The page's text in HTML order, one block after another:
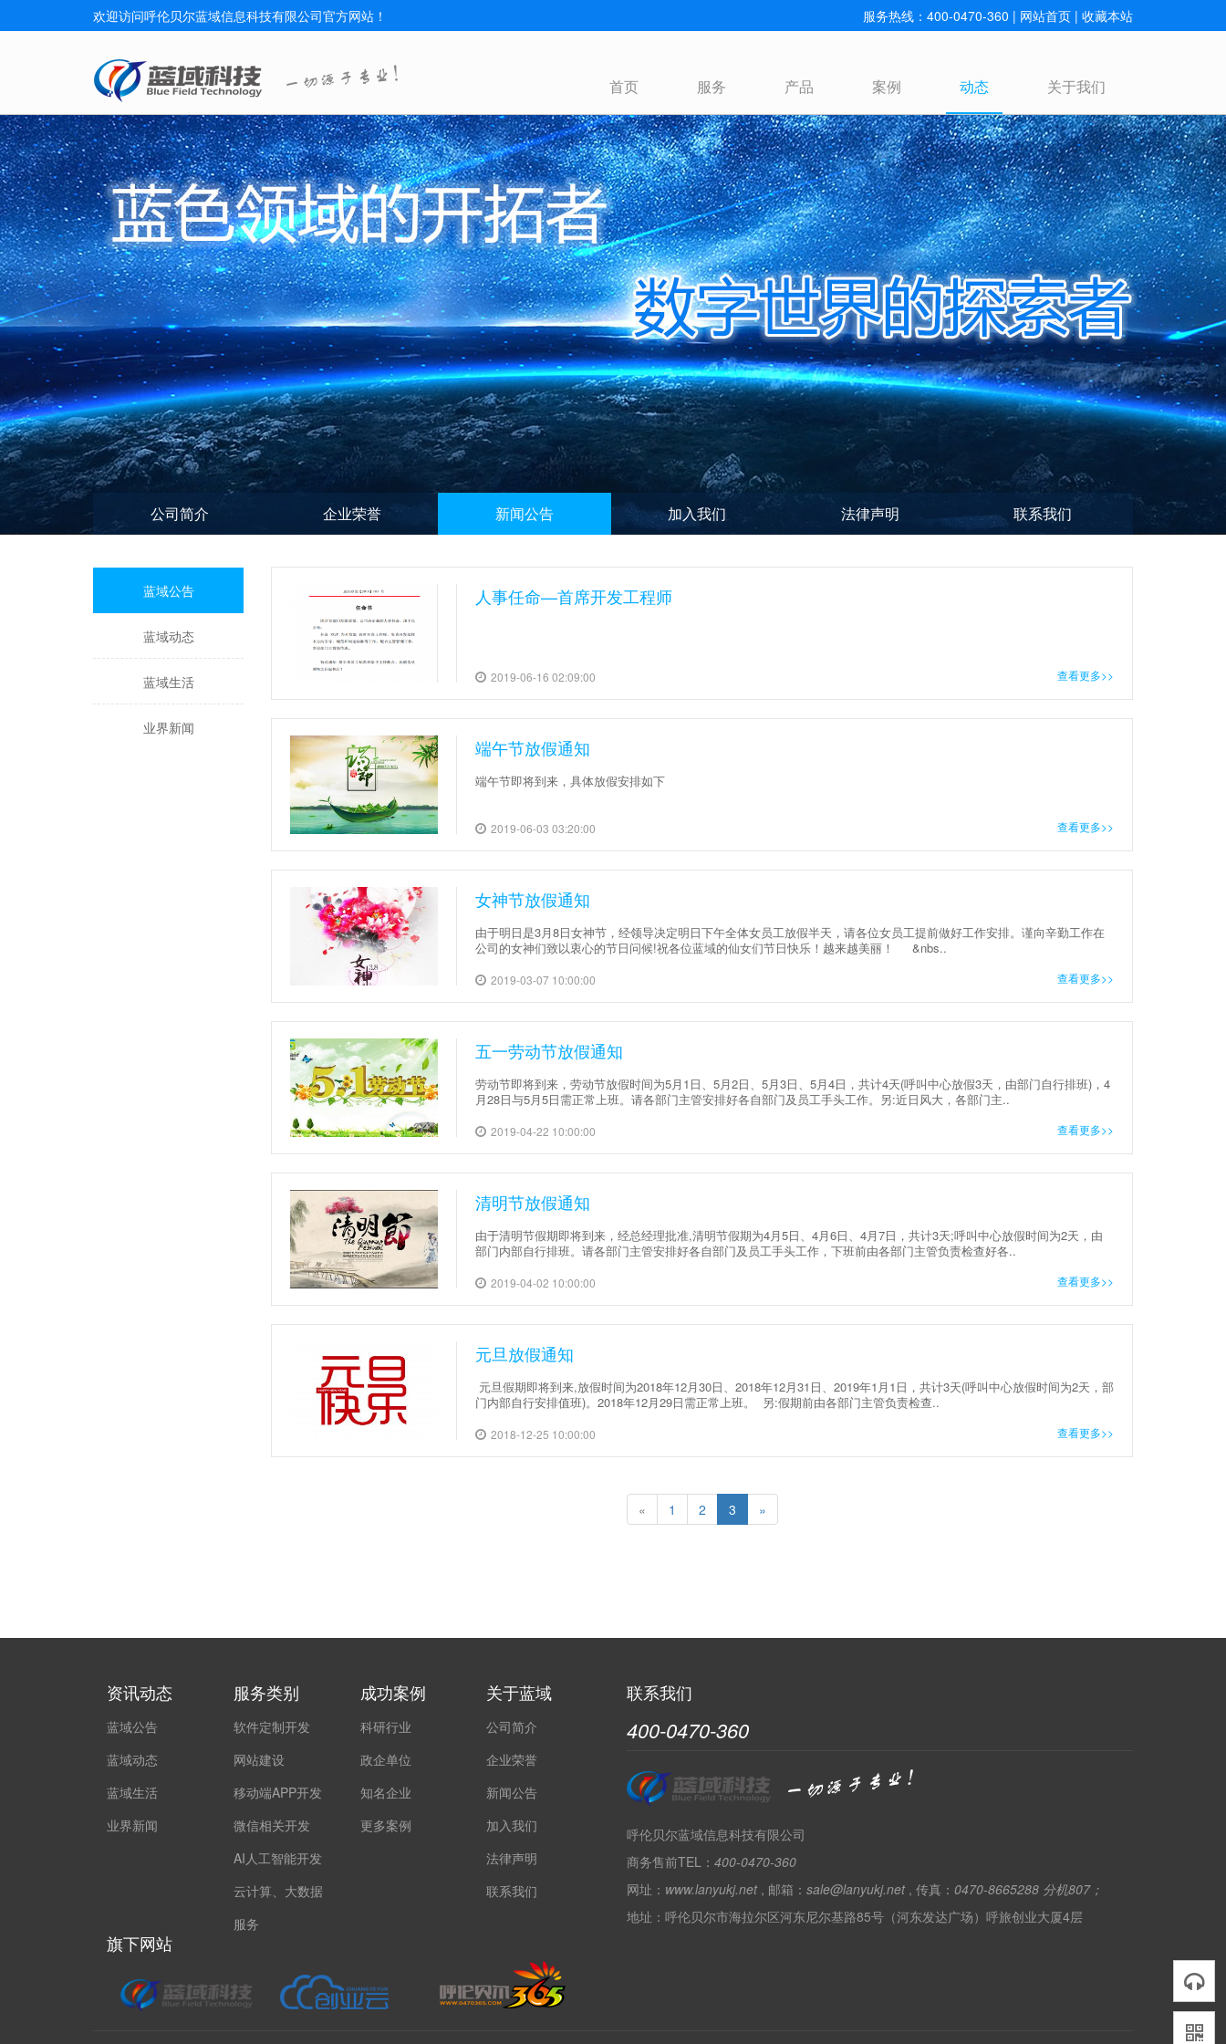
欢迎访问呼伦贝尔蓝域信息科技有限公司官方网站！ 服务热线：400-0470-360 | 网站首页 | 收藏本站
首页 服务 产品 案例 动态 关于我们
公司简介 企业荣誉 新闻公告 加入我们 法律声明 联系我们
蓝域公告
蓝域动态
蓝域生活
业界新闻
人事任命—首席开发工程师
2019-06-16 02:09:00 查看更多>>
端午节放假通知
端午节即将到来，具体放假安排如下
2019-06-03 03:20:00 查看更多>>
女神节放假通知
由于明日是3月8日女神节，经领导决定明日下午全体女员工放假半天，请各位女员工提前做好工作安排。谨向辛勤工作在
公司的女神们致以衷心的节日问候!祝各位蓝域的仙女们节日快乐！越来越美丽！ &nbs..
2019-03-07 10:00:00 查看更多>>
五一劳动节放假通知
劳动节即将到来，劳动节放假时间为5月1日、5月2日、5月3日、5月4日，共计4天(呼叫中心放假3天，由部门自行排班)，4
月28日与5月5日需正常上班。请各部门主管安排好各自部门及员工手头工作。另:近日风大，各部门主..
2019-04-22 10:00:00 查看更多>>
清明节放假通知
由于清明节假期即将到来，经总经理批准,清明节假期为4月5日、4月6日、4月7日，共计3天;呼叫中心放假时间为2天，由
部门内部自行排班。请各部门主管安排好各自部门及员工手头工作，下班前由各部门主管负责检查好各..
2019-04-02 10:00:00 查看更多>>
元旦放假通知
元旦假期即将到来,放假时间为2018年12月30日、2018年12月31日、2019年1月1日，共计3天(呼叫中心放假时间为2天，部
门内部自行安排值班)。2018年12月29日需正常上班。 另:假期前由各部门主管负责检查..
2018-12-25 10:00:00 查看更多>>
« 1 2 3 »
资讯动态
蓝域公告
蓝域动态
蓝域生活
业界新闻
服务类别
软件定制开发
网站建设
移动端APP开发
微信相关开发
AI人工智能开发
云计算、大数据
服务
成功案例
科研行业
政企单位
知名企业
更多案例
关于蓝域
公司简介
企业荣誉
新闻公告
加入我们
法律声明
联系我们
旗下网站
联系我们
400-0470-360
呼伦贝尔蓝域信息科技有限公司
商务售前TEL： 400-0470-360
网址： www.lanyukj.net , 邮箱： sale@lanyukj.net , 传真： 0470-8665288 分机807；
地址：呼伦贝尔市海拉尔区河东尼尔基路85号（河东发达广场）呼旅创业大厦4层